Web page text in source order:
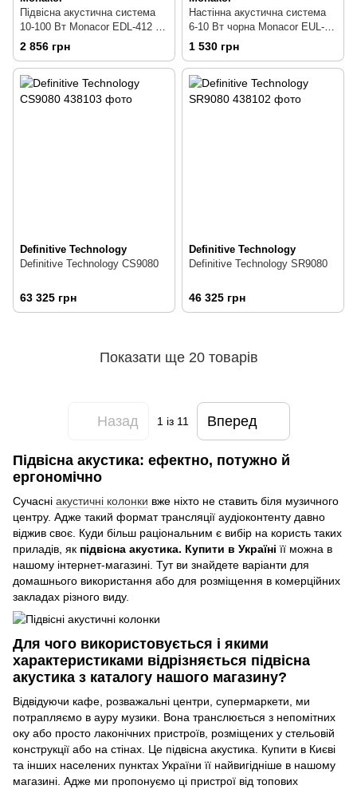
Підвісна акустична система
10-100 Вт Monacor EDL-412 /
WS
2 856 грн
Настінна акустична система
6-10 Вт чорна Monacor EUL-26
/ SW
1 530 грн
Definitive Technology
Definitive Technology CS9080
63 325 грн
Definitive Technology
Definitive Technology SR9080
46 325 грн
Показати ще 20 товарів
Назад 1із 11 Вперед
Підвісна акустика: ефектно, потужно й
ергономічно
Сучасні акустичні колонки вже ніхто не ставить біля музичного
центру. Адже такий формат трансляції аудіоконтенту давно
віджив своє. Куди більш раціональним є вибір на користь таких
приладів, як підвісна акустика. Купити в Україні її можна в
нашому інтернет-магазині. Тут ви знайдете варіанти для
домашнього використання або для розміщення в комерційних
закладах різного виду.
Для чого використовується і якими
характеристиками відрізняється підвісна
акустика з каталогу нашого магазину?
Відвідуючи кафе, розважальні центри, супермаркети, ми
потрапляємо в ауру музики. Вона транслюється з непомітних
оку або просто лаконічних пристроїв, розміщених у стельовій
конструкції або на стінах. Це підвісна акустика. Купити в Києві
та інших населених пунктах України її найвигідніше в нашому
магазині. Адже ми пропонуємо ці пристрої від топових